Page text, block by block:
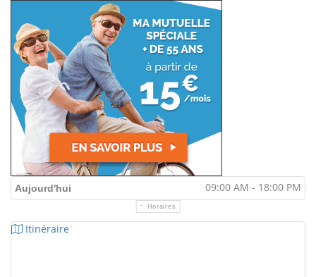
Aujourd'hui 09:00 AM - 18:00 PM
Horaires
Itinéraire